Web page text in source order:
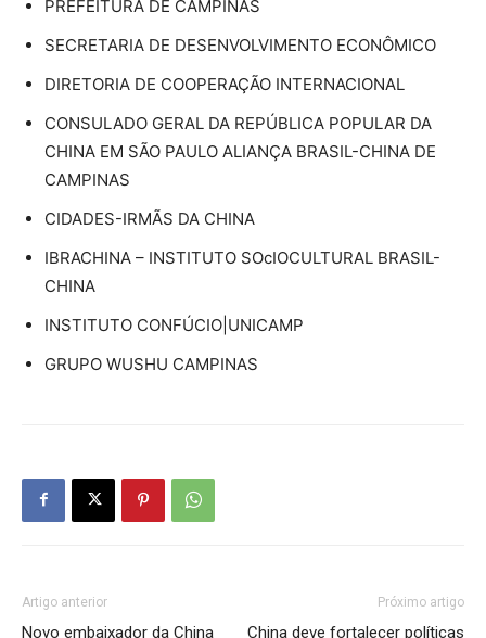
PREFEITURA DE CAMPINAS
SECRETARIA DE DESENVOLVIMENTO ECONÔMICO
DIRETORIA DE COOPERAÇÃO INTERNACIONAL
CONSULADO GERAL DA REPÚBLICA POPULAR DA
CHINA EM SÃO PAULO ALIANÇA BRASIL-CHINA DE
CAMPINAS
CIDADES-IRMÃS DA CHINA
IBRACHINA – INSTITUTO SOcIOCULTURAL BRASIL-
CHINA
INSTITUTO CONFÚCIO|UNICAMP
GRUPO WUSHU CAMPINAS
Artigo anterior
Novo embaixador da China
Próximo artigo
China deve fortalecer políticas